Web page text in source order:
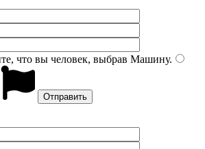
что вы человек, выбрав Машину.